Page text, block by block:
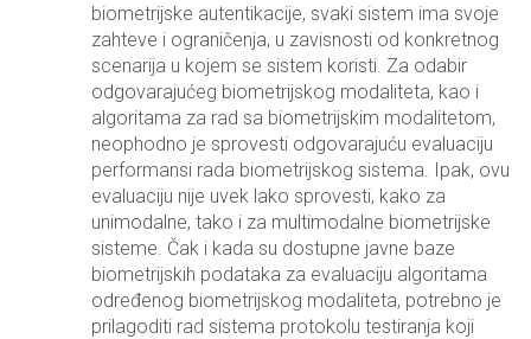
biometrijske autentikacije, svaki sistem ima svoje
zahteve i ograničenja, u zavisnosti od konkretnog
scenarija u kojem se sistem koristi. Za odabir
odgovarajućeg biometrijskog modaliteta, kao i
algoritama za rad sa biometrijskim modalitetom,
neophodno je sprovesti odgovarajuću evaluaciju
performansi rada biometrijskog sistema. Ipak, ovu
evaluaciju nije uvek lako sprovesti, kako za
unimodalne, tako i za multimodalne biometrijske
sisteme. Čak i kada su dostupne javne baze
biometrijskih podataka za evaluaciju algoritama
određenog biometrijskog modaliteta, potrebno je
prilagoditi rad sistema protokolu testiranja koji